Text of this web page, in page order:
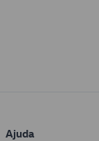
Ajuda